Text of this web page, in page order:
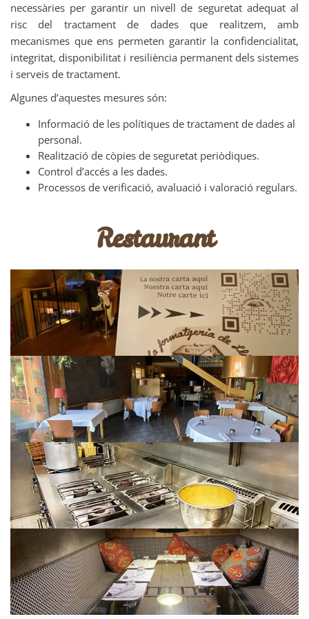
necessàries per garantir un nivell de seguretat adequat al
risc del tractament de dades que realitzem, amb
mecanismes que ens permeten garantir la confidencialitat,
integritat, disponibilitat i resiliència permanent dels sistemes
i serveis de tractament.
Algunes d’aquestes mesures són:
Informació de les polítiques de tractament de dades al
personal.
Realització de còpies de seguretat periòdiques.
Control d’accés a les dades.
Processos de verificació, avaluació i valoració regulars.
Restaurant